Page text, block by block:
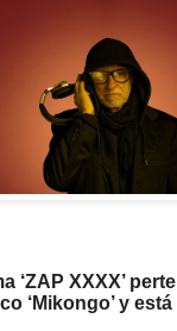
‘ZAP XXXX’
‘Mikongo’ y